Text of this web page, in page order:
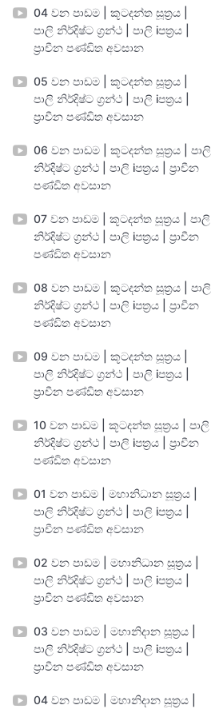
04 වන පාඩම | කූටදන්ත සූත්‍රය |
පාලි නිර්දිෂ්ට ග්‍රන්ථ | පාලි iපත්‍රය |
ප්‍රාචීන පණ්ඩිත අවසාන
05 වන පාඩම | කූටදන්ත සූත්‍රය |
පාලි නිර්දිෂ්ට ග්‍රන්ථ | පාලි iපත්‍රය |
ප්‍රාචීන පණ්ඩිත අවසාන
06 වන පාඩම | කූටදන්ත සූත්‍රය | පාලි
නිර්දිෂ්ට ග්‍රන්ථ | පාලි iපත්‍රය | ප්‍රාචීන
පණ්ඩිත අවසාන
07 වන පාඩම | කූටදන්ත සූත්‍රය | පාලි
නිර්දිෂ්ට ග්‍රන්ථ | පාලි iපත්‍රය | ප්‍රාචීන
පණ්ඩිත අවසාන
08 වන පාඩම | කූටදන්ත සූත්‍රය | පාලි
නිර්දිෂ්ට ග්‍රන්ථ | පාලි iපත්‍රය | ප්‍රාචීන
පණ්ඩිත අවසාන
09 වන පාඩම | කූටදන්ත සූත්‍රය |
පාලි නිර්දිෂ්ට ග්‍රන්ථ | පාලි iපත්‍රය |
ප්‍රාචීන පණ්ඩිත අවසාන
10 වන පාඩම | කූටදන්ත සූත්‍රය | පාලි
නිර්දිෂ්ට ග්‍රන්ථ | පාලි iපත්‍රය | ප්‍රාචීන
පණ්ඩිත අවසාන
01 වන පාඩම | මහානිධාන සූත්‍රය |
පාලි නිර්දිෂ්ට ග්‍රන්ථ | පාලි iපත්‍රය |
ප්‍රාචීන පණ්ඩිත අවසාන
02 වන පාඩම | මහානිධාන සූත්‍රය |
පාලි නිර්දිෂ්ට ග්‍රන්ථ | පාලි iපත්‍රය |
ප්‍රාචීන පණ්ඩිත අවසාන
03 වන පාඩම | මහානිදාන සූත්‍රය |
පාලි නිර්දිෂ්ට ග්‍රන්ථ | පාලි iපත්‍රය |
ප්‍රාචීන පණ්ඩිත අවසාන
04 වන පාඩම | මහානිදාන සූත්‍රය |